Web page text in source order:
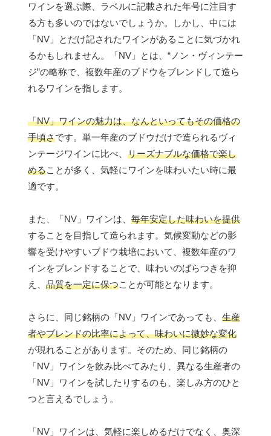
ワインを選ぶ際、ラベルに記載された年号に注目す
る方も多いのではないでしょうか。しかし、中には
「NV」とだけ記されたワインがあることに気づかれ
るかもしれません。「NV」とは、“ノン・ヴィンテー
ジ”の略称で、複数年産のブドウをブレンドして造ら
れるワインを指します。
「NV」ワインの魅力は、なんといってもその価格の
手頃さです。単一年産のブドウだけで造られるヴィ
ンテージワインに比べ、 リーズナブルな価格で楽し
めることが多く、気軽にワインを味わいたい時に最
適です。
また、「NV」ワインは、 毎年安定した味わいを提供
することを目指して造られます。気候変動などの影
響を受けやすいブドウ栽培において、複数年産のワ
インをブレンドすることで、味わいのばらつきを抑
え、 品質を一定に保つことが可能となります。
さらに、同じ銘柄の「NV」ワインであっても、 生産
者やブレンドの比率によって、味わいに微妙な変化
が現れることがあります。そのため、同じ銘柄の
「NV」ワインを飲み比べてみたり、異なる生産者の
「NV」ワインを試したりするのも、楽しみ方のひと
つと言えるでしょう。
「NV」ワインは、気軽に楽しめるだけでなく、奥深